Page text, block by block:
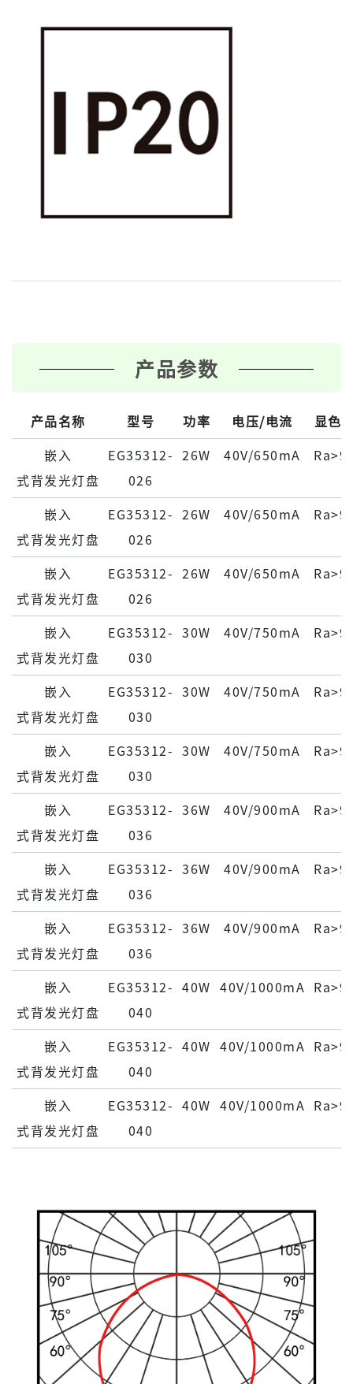
产品参数
产品名称 型号 功率 电压/电流 显色
嵌⼊
式背发光灯盘
EG35312-
026
26W 40V/650mA
嵌⼊
式背发光灯盘
EG35312-
026
26W 40V/650mA
嵌⼊
式背发光灯盘
EG35312-
026
26W 40V/650mA
嵌⼊
式背发光灯盘
EG35312-
030
30W 40V/750mA
嵌⼊
式背发光灯盘
EG35312-
030
30W 40V/750mA
嵌⼊
式背发光灯盘
EG35312-
030
30W 40V/750mA
嵌⼊
式背发光灯盘
EG35312-
036
36W 40V/900mA
嵌⼊
式背发光灯盘
EG35312-
036
36W 40V/900mA
嵌⼊
式背发光灯盘
EG35312-
036
36W 40V/900mA
嵌⼊
式背发光灯盘
EG35312-
040
40W 40V/1000mA
嵌⼊
式背发光灯盘
EG35312-
040
40W 40V/1000mA
嵌⼊
式背发光灯盘
EG35312-
040
40W 40V/1000mA